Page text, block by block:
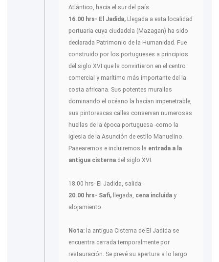
Atlántico, hacia el sur del país.
16.00 hrs- El Jadida, Llegada a esta localidad
portuaria cuya ciudadela (Mazagan) ha sido
declarada Patrimonio de la Humanidad. Fue
construido por los portugueses a principios
del siglo XVI que la convirtieron en el centro
comercial y marítimo más importante del la
costa africana. Sus potentes murallas
dominando el océano la hacían impenetrable,
sus pintorescas calles conservan numerosas
huellas de la época portuguesa -como la
iglesia de la Asunción de estilo Manuelino.
Pasearemos e incluiremos la entrada a la
antigua cisterna del siglo XVI.
18.00 hrs- El Jadida, salida.
20.00 hrs- Safi, llegada, cena incluida y
alojamiento.
Nota: la antigua Cisterna de El Jadida se
encuentra cerrada temporalmente por
restauración. Se prevé su apertura a lo largo